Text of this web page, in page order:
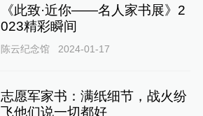
《此致·近你——名人家书展》2
023精彩瞬间
陈云纪念馆 2024-01-17
志愿军家书：满纸细节，战火纷
飞他们说一切都好